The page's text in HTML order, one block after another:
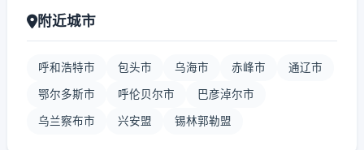
附近城市
呼和浩特市 包头市 乌海市 赤峰市 通辽市
鄂尔多斯市 呼伦贝尔市 巴彦淖尔市
乌兰察布市 兴安盟 锡林郭勒盟